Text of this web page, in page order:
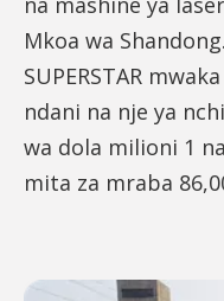
Mkoa wa
SUPERSTAR
ndani na nje ya
wa dola milioni 1
mita za mraba